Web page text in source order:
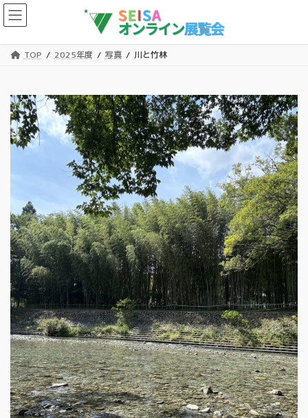
コ
ン
ン
ナ
ビ
ー
TOP 2025年度 写真 川と竹林